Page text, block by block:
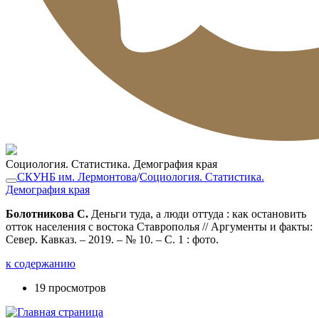
Социология. Статистика. Демография края
СКУНБ им. Лермонтова/Социология. Статистика.
Демография края
Болотникова С. Деньги туда, а люди оттуда : как остановить
отток населения с востока Ставрополья // Аргументы и факты:
Север. Кавказ. – 2019. – № 10. – С. 1 : фото.
к содержанию
19 просмотров